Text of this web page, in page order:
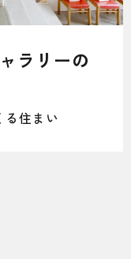
ラリーの
る住まい